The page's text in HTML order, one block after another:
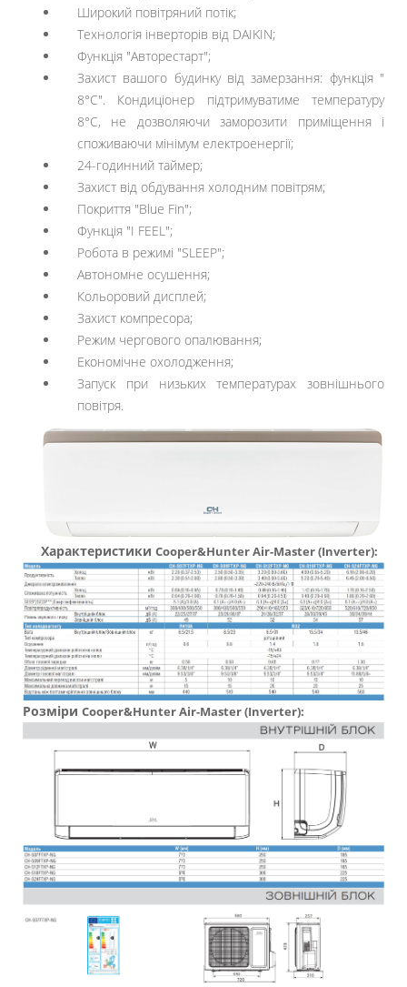
Широкий повітряний потік;
Технологія інверторів від DAIKIN;
Функція "Авторестарт";
Захист вашого будинку від замерзання: функція "
8°C". Кондиціонер підтримуватиме температуру
8°C, не дозволяючи заморозити приміщення і
споживаючи мінімум електроенергії;
24-годинний таймер;
Захист від обдування холодним повітрям;
Покриття "Blue Fin";
Функція "I FEEL";
Робота в режимі "SLEEP";
Автономне осушення;
Кольоровий дисплей;
Захист компресора;
Режим чергового опалювання;
Економічне охолодження;
Запуск при низьких температурах зовнішнього
повітря.
Характеристики Cooper&HunterAir-Master (Inverter):
Розміри Cooper&HunterAir-Master (Inverter):